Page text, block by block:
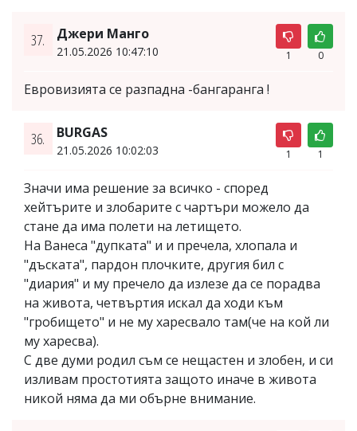
37. Джери Манго
21.05.2026 10:47:10 1 0
Евровизията се разпадна -бангаранга !
36. BURGAS
21.05.2026 10:02:03 1 1
Значи има решение за всичко - според
хейтърите и злобарите с чартъри можело да
стане да има полети на летището.
На Ванеса "дупката" и и пречела, хлопала и
"дъската", пардон плочките, другия бил с
"диария" и му пречело да излезе да се порадва
на живота, четвъртия искал да ходи към
"гробището" и не му харесвало там(че на кой ли
му харесва).
С две думи родил съм се нещастен и злобен, и си
изливам простотията защото иначе в живота
никой няма да ми обърне внимание.